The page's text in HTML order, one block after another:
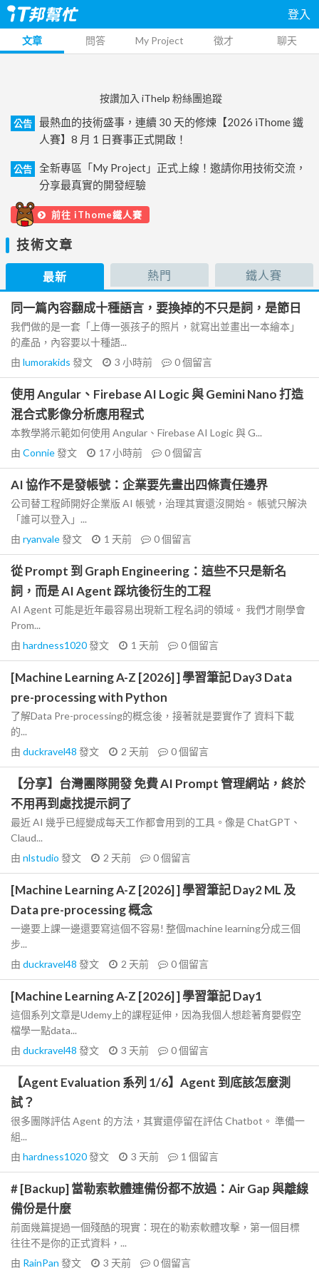
登入
文章 問答 My Project 徵才 聊天
按讚加入 iThelp 粉絲團追蹤
公告
最熱血的技術盛事，連續 30 天的修煉【2026 iThome 鐵
人賽】8 月 1 日賽事正式開啟！
公告
全新專區「My Project」正式上線！邀請你用技術交流，
分享最真實的開發經驗
前往 iThome鐵人賽
技術文章
最新 熱門 鐵人賽
同一篇內容翻成十種語言，要換掉的不只是詞，是節日
我們做的是一套「上傳一張孩子的照片，就寫出並畫出一本繪本」
的產品，內容要以十種語...
由 lumorakids 發文 3 小時前 0個留言
使用 Angular、Firebase AI Logic 與 Gemini Nano 打造
混合式影像分析應用程式
本教學將示範如何使用 Angular、Firebase AI Logic 與 G...
由 Connie發文 17 小時前 0個留言
AI 協作不是發帳號：企業要先畫出四條責任邊界
公司替工程師開好企業版 AI 帳號，治理其實還沒開始。 帳號只解決
「誰可以登入」...
由 ryanvale發文 1 天前 0個留言
從 Prompt 到 Graph Engineering：這些不只是新名
詞，而是 AI Agent 踩坑後衍生的工程
AI Agent 可能是近年最容易出現新工程名詞的領域。 我們才剛學會
Prom...
由 hardness1020發文 1 天前 0個留言
[Machine Learning A-Z [2026] ] 學習筆記 Day3 Data
pre-processing with Python
了解Data Pre-processing的概念後，接著就是要實作了 資料下載
的...
由 duckravel48 發文 2 天前 0個留言
【分享】台灣團隊開發 免費 AI Prompt 管理網站，終於
不用再到處找提示詞了
最近 AI 幾乎已經變成每天工作都會用到的工具。像是 ChatGPT、
Claud...
由 nlstudio 發文 2 天前 0個留言
[Machine Learning A-Z [2026] ] 學習筆記 Day2 ML 及
Data pre-processing 概念
一邊要上課一邊還要寫這個不容易! 整個machine learning分成三個
步...
由 duckravel48 發文 2 天前 0個留言
[Machine Learning A-Z [2026] ] 學習筆記 Day1
這個系列文章是Udemy上的課程延伸，因為我個人想趁著育嬰假空
檔學一點data...
由 duckravel48 發文 3 天前 0個留言
【Agent Evaluation 系列 1/6】Agent 到底該怎麼測
試？
很多團隊評估 Agent 的方法，其實還停留在評估 Chatbot。 準備一
組...
由 hardness1020發文 3 天前 1 個留言
# [Backup] 當勒索軟體連備份都不放過：Air Gap 與離線
備份是什麼
前面幾篇提過一個殘酷的現實：現在的勒索軟體攻擊，第一個目標
往往不是你的正式資料，...
由 RainPan 發文 3 天前 0個留言